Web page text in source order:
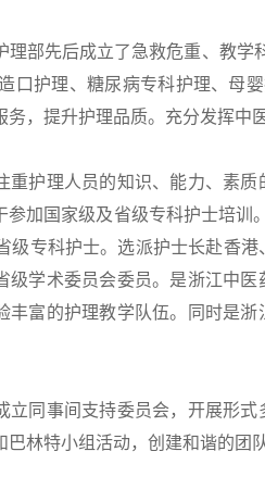
理部先后成立了急救危重、教
口护理、糖尿病专科护理、母
务，提升护理品质。充分发挥中
重护理人员的知识、能力、素
参加国家级及省级专科护士培
级专科护士。选派护士长赴香
级学术委员会委员。是浙江中
丰富的护理教学队伍。同时是
立同事间支持委员会，开展形
巴林特小组活动，创建和谐的团